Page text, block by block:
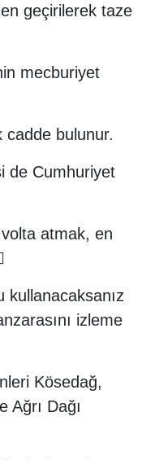
geçirilerek taze
mecburiyet
cadde bulunur.
de Cumhuriyet
atmak, en
kullanacaksanız
izleme
Kösedağ,
Ağrı Dağı